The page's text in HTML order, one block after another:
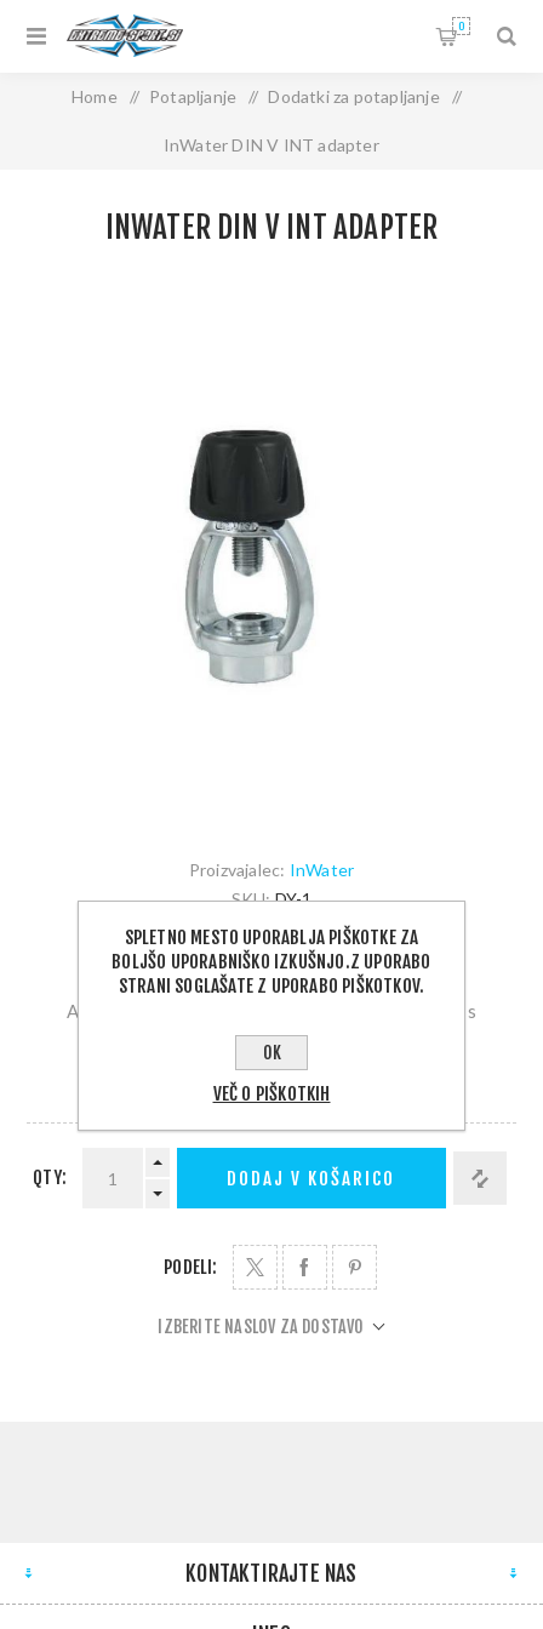
0
Home / Potapljanje / Dodatki za potapljanje /
InWater DIN V INT adapter
INWATER DIN V INT ADAPTER
Proizvajalec: InWater
SKU:DY-1
35,00 €
Adapter za uporabo z DIN priključkom na ventilu s
priključkom INT
DOBAVA 1 - 5 DNI
QTY: DODAJ V KOŠARICO
PODELI:
IZBERITE NASLOV ZA DOSTAVO
KONTAKTIRAJTE NAS
SPLETNO MESTO UPORABLJA PIŠKOTKE ZA
BOLJŠO UPORABNIŠKO IZKUŠNJO.Z UPORABO
STRANI SOGLAŠATE Z UPORABO PIŠKOTKOV.
OK
VEČ O PIŠKOTKIH